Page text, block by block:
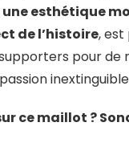
une esthétique
de l’histoire, est
pour de
ce maillot ?